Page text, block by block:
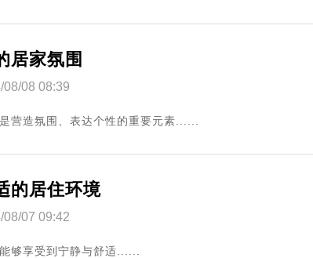
居家氛围
08/08 08:39
营造氛围、表达个性的重要元素......
的居住环境
08/07 09:42
够享受到宁静与舒适......